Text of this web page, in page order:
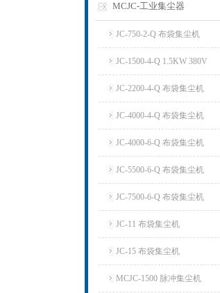
MCJC-工业集尘器
JC-750-2-Q 布袋集尘机
JC-1500-4-Q 1.5KW 380V
JC-2200-4-Q 布袋集尘机
JC-4000-4-Q 布袋集尘机
JC-4000-6-Q 布袋集尘机
JC-5500-6-Q 布袋集尘机
JC-7500-6-Q 布袋集尘机
JC-11 布袋集尘机
JC-15 布袋集尘机
MCJC-1500 脉冲集尘机